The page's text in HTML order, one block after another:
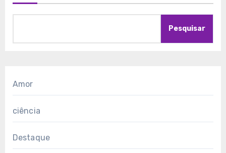
Pesquisar
Amor
ciência
Destaque